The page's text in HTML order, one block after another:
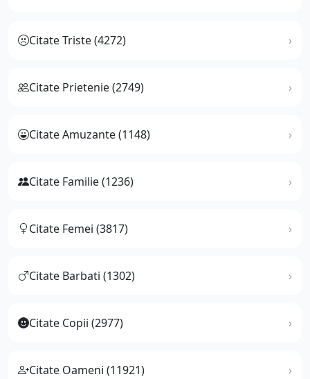
Citate Triste (4272)
Citate Prietenie (2749)
Citate Amuzante (1148)
Citate Familie (1236)
Citate Femei (3817)
Citate Barbati (1302)
Citate Copii (2977)
Citate Oameni (11921)